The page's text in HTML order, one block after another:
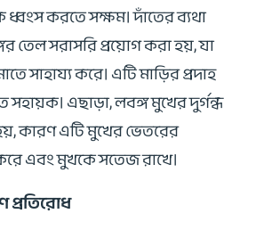
করতে সক্ষম। দাঁতের ব্যথা
তেল সরাসরি প্রয়োগ করা হয়, যা
সাহায্য করে। এটি মাড়ির প্রদাহ
এছাড়া, লবঙ্গ মুখের দুর্গন্ধ
কারণ এটি মুখের ভেতরের
এবং মুখকে সতেজ রাখে।
প্রতিরোধ